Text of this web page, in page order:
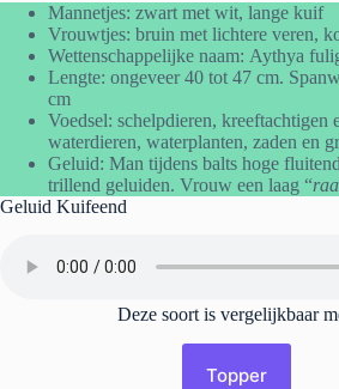
Mannetjes: zwart met wit, lange kuif
Vrouwtjes: bruin met lichtere veren,
Wettenschappelijke naam: Aythya
Lengte: ongeveer 40 tot 47 cm.
cm
Voedsel: schelpdieren, kreeftachtigen
waterdieren, waterplanten, zaden en
Geluid: Man tijdens balts hoge
trillend geluiden. Vrouw een laag “
Geluid Kuifeend
Deze soort is vergelijkbaar
Topper